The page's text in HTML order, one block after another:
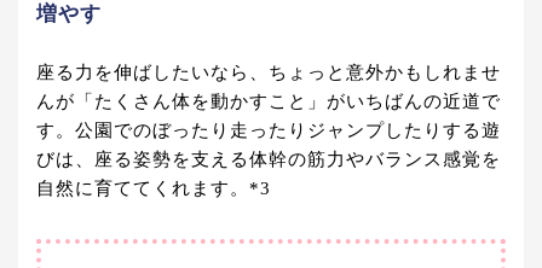
増やす
座る力を伸ばしたいなら、ちょっと意外かもしれませ
んが「たくさん体を動かすこと」がいちばんの近道で
す。公園でのぼったり走ったりジャンプしたりする遊
びは、座る姿勢を支える体幹の筋力やバランス感覚を
自然に育ててくれます。*3